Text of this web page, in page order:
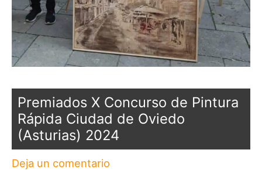
Premiados X Concurso de Pintura
Rápida Ciudad de Oviedo
(Asturias) 2024
Deja un comentario